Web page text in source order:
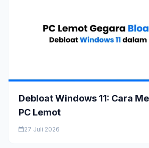
Debloat Windows 11: Cara
PC Lemot
27 Juli 2026